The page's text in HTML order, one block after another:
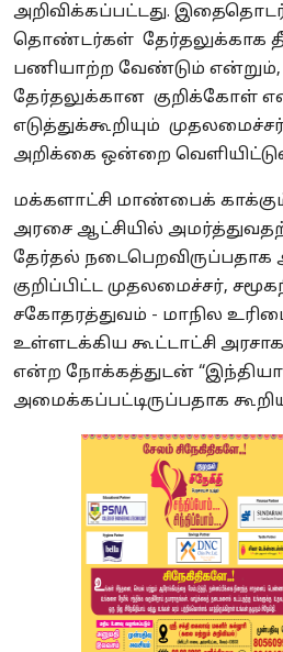
அறிவிக்கப்பட்டது.
தொண்டர்கள் தேர்தலுக்காக
பணியாற்ற வேண்டும்
தேர்தலுக்கான குறிக்கோள்
எடுத்துக்கூறியும்
அறிக்கை ஒன்றை
மக்களாட்சி மாண்பைக்
அரசை ஆட்சியில்
தேர்தல் நடைபெறவிருப்பதாக
குறிப்பிட்ட முதலமைச்சர்,
சகோதரத்துவம் - மாநில
உள்ளடக்கிய கூட்டாட்சி
என்ற நோக்கத்துடன்
அமைக்கப்பட்டிருப்பதாக